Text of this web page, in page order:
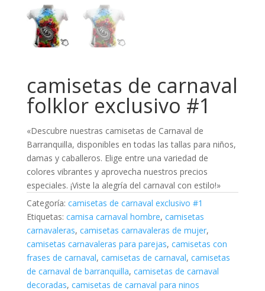
camisetas de carnaval
folklor exclusivo #1
«Descubre nuestras camisetas de Carnaval de
Barranquilla, disponibles en todas las tallas para niños,
damas y caballeros. Elige entre una variedad de
colores vibrantes y aprovecha nuestros precios
especiales. ¡Viste la alegría del carnaval con estilo!»
Categoría: camisetas de carnaval exclusivo #1
Etiquetas: camisa carnaval hombre, camisetas
carnavaleras, camisetas carnavaleras de mujer,
camisetas carnavaleras para parejas, camisetas con
frases de carnaval, camisetas de carnaval, camisetas
de carnaval de barranquilla, camisetas de carnaval
decoradas, camisetas de carnaval para ninos